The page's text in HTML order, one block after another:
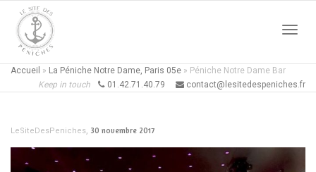
Accueil » La Péniche Notre Dame, Paris 05e » Péniche Notre Dame Bar
Keep in touch
01.42.71.40.79 contact@lesitedespeniches.fr
LeSiteDesPeniches, 30 novembre 2017